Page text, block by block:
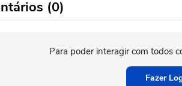
(0)
Para poder interagir com todos
Fazer